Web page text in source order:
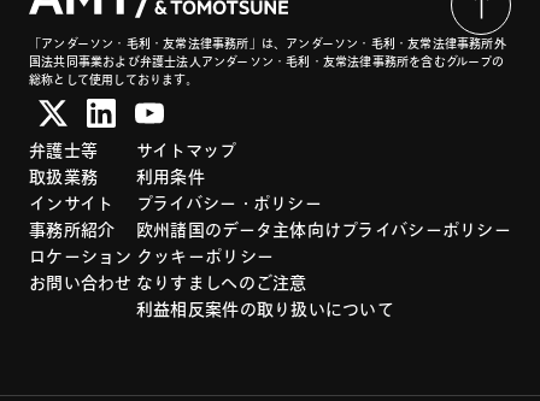
「アンダーソン・毛利・友常法律事務所」は、アンダーソン・毛利・友常法律事務所外
国法共同事業および弁護士法人アンダーソン・毛利・友常法律事務所を含むグループの
総称として使用しております。
弁護士等
取扱業務
インサイト
事務所紹介
ロケーション
お問い合わせ
サイトマップ
利用条件
プライバシー・ポリシー
欧州諸国のデータ主体向けプライバシーポリシー
クッキーポリシー
なりすましへのご注意
利益相反案件の取り扱いについて